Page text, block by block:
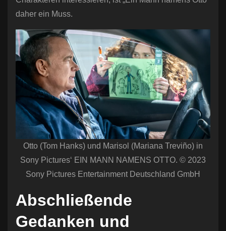
daher ein Muss.
Otto (Tom Hanks) und Marisol (Mariana Treviño) in
Sony Pictures‘ EIN MANN NAMENS OTTO. © 2023
Sony Pictures Entertainment Deutschland GmbH
Abschließende
Gedanken und